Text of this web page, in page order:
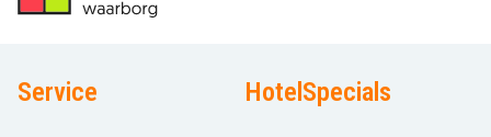
Service HotelSpecials